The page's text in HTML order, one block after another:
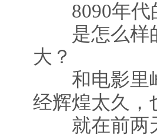
8090年代
是怎么样的
大？
和电影里峥
经辉煌太久，
就在前两天